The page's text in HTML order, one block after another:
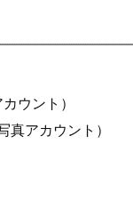
カウント）
写真アカウント）